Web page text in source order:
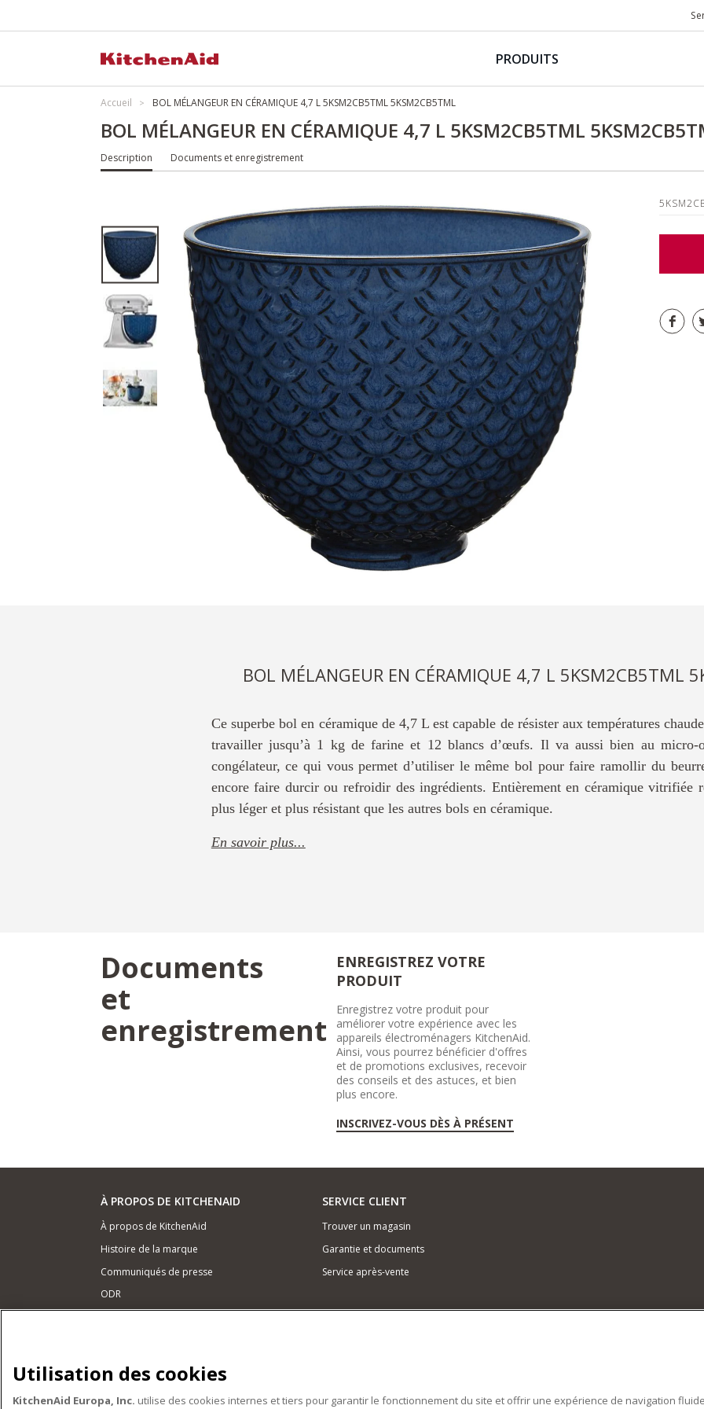
PRODUITS
Accueil BOL MÉLANGEUR EN CÉRAMIQUE 4,7 L 5KSM2CB5TML 5KSM2CB5TML
BOL MÉLANGEUR EN CÉRAMIQUE 4,7 L 5KSM2CB5TML
Description Documents et enregistrement
BOL MÉLANGEUR EN CÉRAMIQUE 4,7 L 5KSM2CB5TML
Ce superbe bol en céramique de 4,7 L est capable de résister aux températures
travailler jusqu’à 1 kg de farine et 12 blancs d’œufs. Il va aussi bien au micro-
congélateur, ce qui vous permet d’utiliser le même bol pour faire ramollir du
encore faire durcir ou refroidir des ingrédients. Entièrement en céramique vitrifiée
plus léger et plus résistant que les autres bols en céramique.
En savoir plus...
Documents
et
enregistrement
ENREGISTREZ VOTRE
PRODUIT
Enregistrez votre produit pour
améliorer votre expérience avec les
appareils électroménagers KitchenAid.
Ainsi, vous pourrez bénéficier d'offres
et de promotions exclusives, recevoir
des conseils et des astuces, et bien
plus encore.
INSCRIVEZ-VOUS DÈS À PRÉSENT
À PROPOS DE KITCHENAID
À propos de KitchenAid
Histoire de la marque
Communiqués de presse
ODR
Matériel de cuisine
Accessoires
SERVICE CLIENT
Trouver un magasin
Garantie et documents
Service après-vente
Utilisation des cookies
KitchenAid Europa, Inc. utilise des cookies internes et tiers pour garantir le fonctionnement du site et offrir une expérience de navigation